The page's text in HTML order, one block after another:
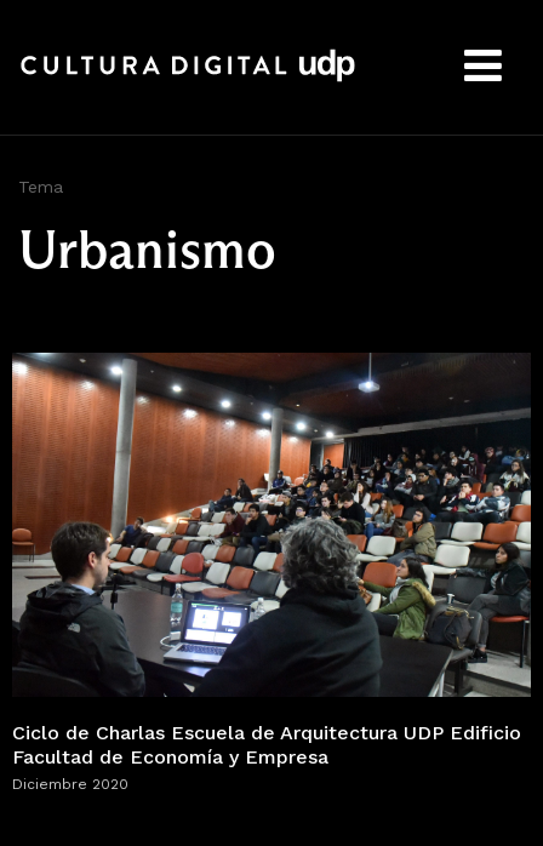
Tema
Urbanismo
Ciclo de Charlas Escuela de Arquitectura UDP Edificio
Facultad de Economía y Empresa
Diciembre 2020